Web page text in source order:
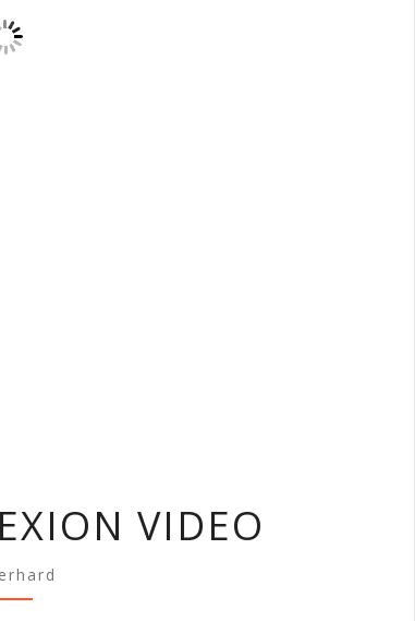
CONNEXION
VIDEO
VIDEO